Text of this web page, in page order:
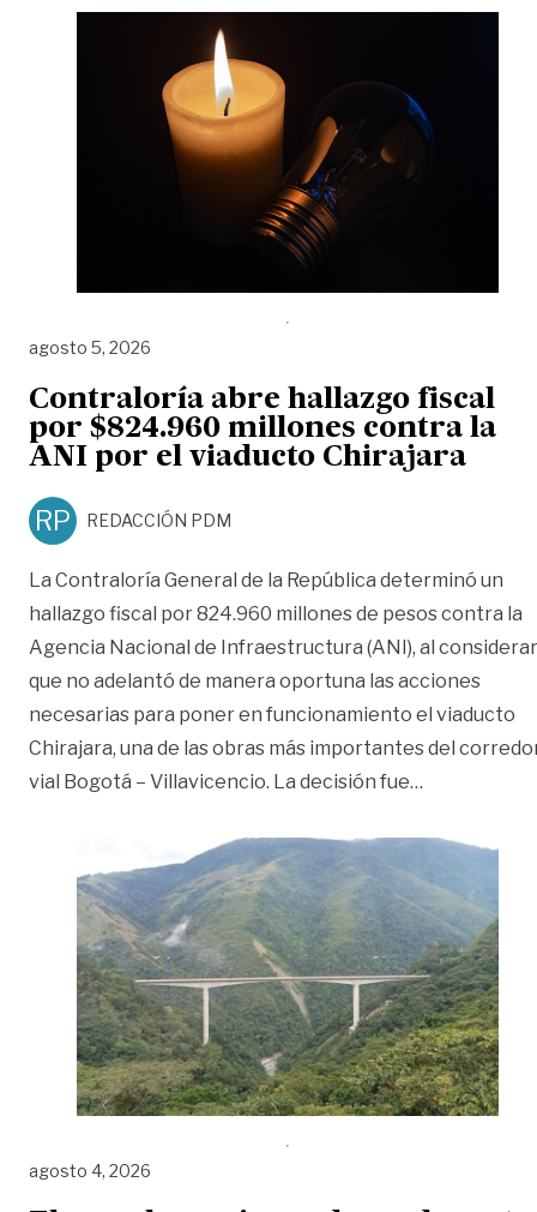
agosto 5, 2026
Contraloría abre hallazgo fiscal
por $824.960 millones contra la
ANI por el viaducto Chirajara
RP REDACCIÓN PDM
La Contraloría General de la República determinó un
hallazgo fiscal por 824.960 millones de pesos contra la
Agencia Nacional de Infraestructura (ANI), al considerar
que no adelantó de manera oportuna las acciones
necesarias para poner en funcionamiento el viaducto
Chirajara, una de las obras más importantes del
vial Bogotá – Villavicencio. La decisión fue…
agosto 4, 2026